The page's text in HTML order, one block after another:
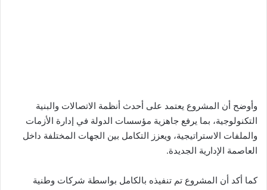
وأوضح أن المشروع يعتمد على أحدث أنظمة الاتصالات والبنية
التكنولوجية، بما يرفع جاهزية مؤسسات الدولة في إدارة الأزمات
والملفات الاستراتيجية، ويعزز التكامل بين الجهات المختلفة داخل
العاصمة الإدارية الجديدة.
كما أكد أن المشروع تم تنفيذه بالكامل بواسطة شركات وطنية